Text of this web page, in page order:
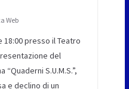
Web
presso il Teatro
del
S.U.M.S.”,
e declino di un